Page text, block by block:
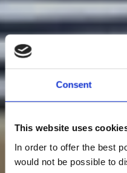
Consent
This website uses
In order to offer the best
would not be possible to